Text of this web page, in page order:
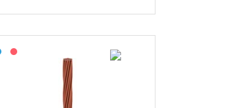
Bestilling: 2-3 uker